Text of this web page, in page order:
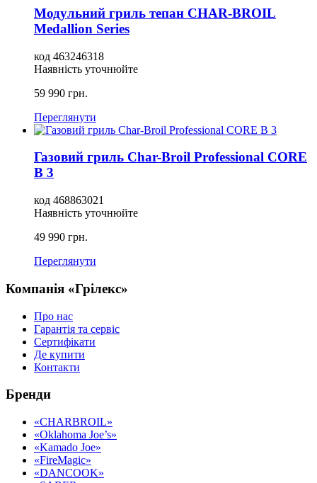
Модульний гриль тепан CHAR-BROIL
Medallion Series
код 463246318
Наявність уточнюйте
59 990 грн.
Переглянути
Газовий гриль Char-Broil Professional CORE
B 3
код 468863021
Наявність уточнюйте
49 990 грн.
Переглянути
Компанія «Грілекс»
Про нас
Гарантія та сервіс
Сертифікати
Де купити
Контакти
Бренди
«CHARBROIL»
«Oklahoma Joe’s»
«Kamado Joe»
«FireMagic»
«DANCOOK»